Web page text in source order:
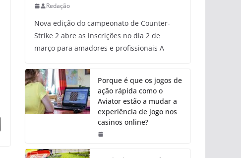
Redação
Nova edição do campeonato de Counter-
Strike 2 abre as inscrições no dia 2 de
março para amadores e profissionais A
Porque é que os jogos de
ação rápida como o
Aviator estão a mudar a
experiência de jogo nos
casinos online?